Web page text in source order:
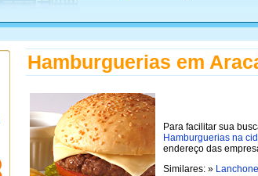
Hamburguerias em
Para facilitar sua
Hamburguerias na
endereço das
Similares: »